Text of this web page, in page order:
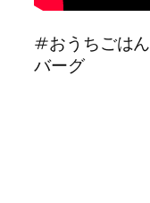
#おうちごは
バーグ